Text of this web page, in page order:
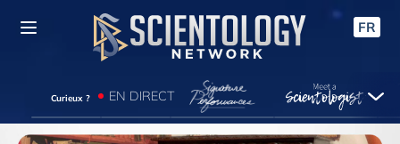
FR
Curieux ? EN DIRECT